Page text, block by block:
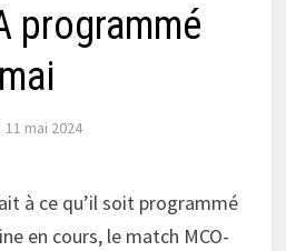
programmé
11 mai 2024
à ce qu’il soit programmé
en cours, le match MCO-